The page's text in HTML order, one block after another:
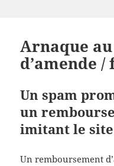
Arnaque
d’amende /
Un spam
un
imitant le site
Un remboursement